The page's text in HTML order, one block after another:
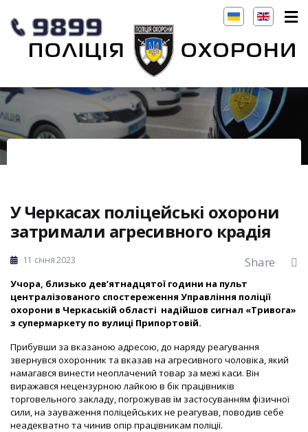
У Черкасах поліцейські охорони
затримали агресивного крадія
11 січня 2023 Share
Учора, близько дев’ятнадцятої години на пульт
централізованого спостереження Управління поліції
охорони в Черкаській області надійшов сигнал «Тривога»
з супермаркету по вулиці Припортовій.
Прибувши за вказаною адресою, до наряду реагування
звернувся охоронник та вказав на агресивного чоловіка, який
намагався винести неоплачений товар за межі каси. Він
виражався нецензурною лайкою в бік працівників
торговельного закладу, погрожував їм застосуванням фізичної
сили, на зауваження поліцейських не реагував, поводив себе
неадекватно та чинив опір працівникам поліції.